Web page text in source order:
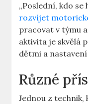
„Poslední, kdo se
rozvíjet
pracovat v týmu
aktivita je skvělá
dětmi a
Různé
Jednou z